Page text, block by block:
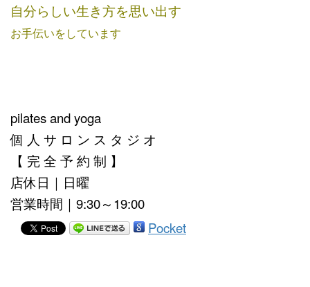
自分らしい生き方を思い出す
お手伝いをしています
pilates and yoga
個 人 サ ロ ン ス タ ジ オ
【 完 全 予 約 制 】
店休日｜日曜
営業時間｜9:30～19:00
Pocket